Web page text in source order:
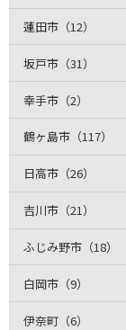
蓮田市（12）
坂戸市（31）
幸手市（2）
鶴ヶ島市（117）
日高市（26）
吉川市（21）
ふじみ野市（18）
白岡市（9）
伊奈町（6）